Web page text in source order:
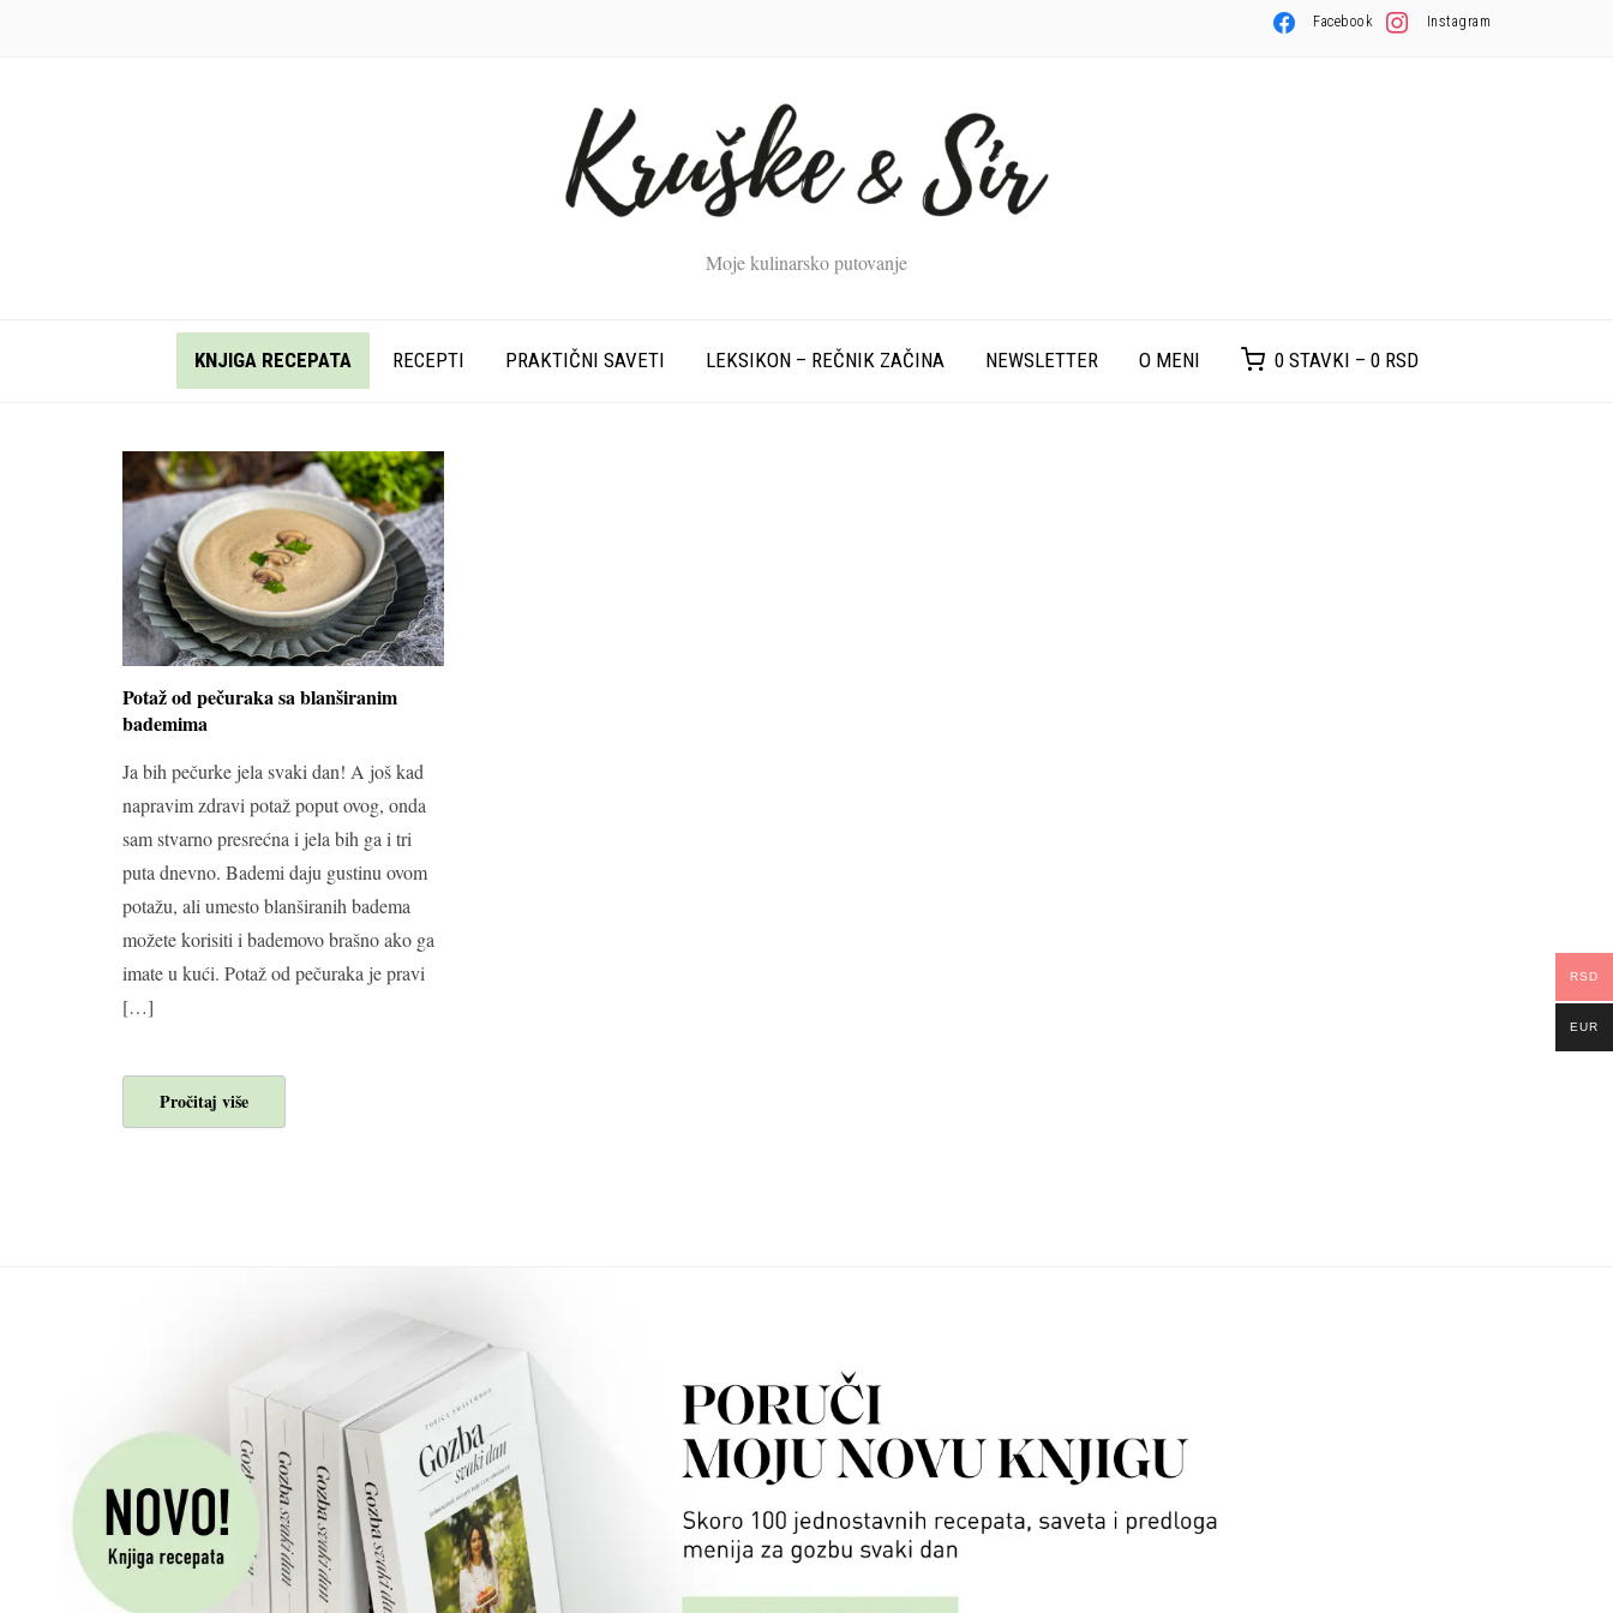
Facebook Instagram
Moje kulinarsko putovanje
KNJIGA RECEPATA RECEPTI PRAKTIČNI SAVETI LEKSIKON – REČNIK ZAČINA NEWSLETTER O MENI 0 STAVKI – 0 RSD
Potaž od pečuraka sa blanširanim
bademima
Ja bih pečurke jela svaki dan! A još kad
napravim zdravi potaž poput ovog, onda
sam stvarno presrećna i jela bih ga i tri
puta dnevno. Bademi daju gustinu ovom
potažu, ali umesto blanširanih badema
možete korisiti i bademovo brašno ako ga
imate u kući. Potaž od pečuraka je pravi
[…]
Pročitaj više
RSD
EUR